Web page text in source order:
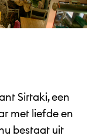
Sirtaki, een
met liefde en
bestaat uit